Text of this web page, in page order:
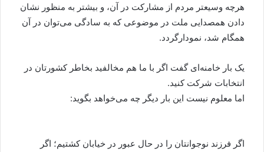
هرچه وسیعتر مردم از مشارکت در آن، و بیشتر به منظور نشان
دادن همصدایی ملت در موضوعی که به سادگی می‌توان در آن
همگام شد، نمودارگردد.
یک بار خامنه‌ای گفت اگر با ما هم مخالفید بخاطر کشورتان در
انتخابات شرکت کنید.
اما معلوم نیست این بار دیگر چه می‌خواهد بگوید:
اگر فرزند نوجوانتان را در حال عبور در خیابان کشتیم؛ اگر